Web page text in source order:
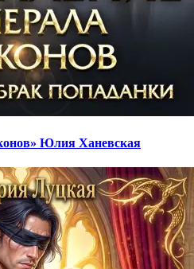
Юлия Ханевская